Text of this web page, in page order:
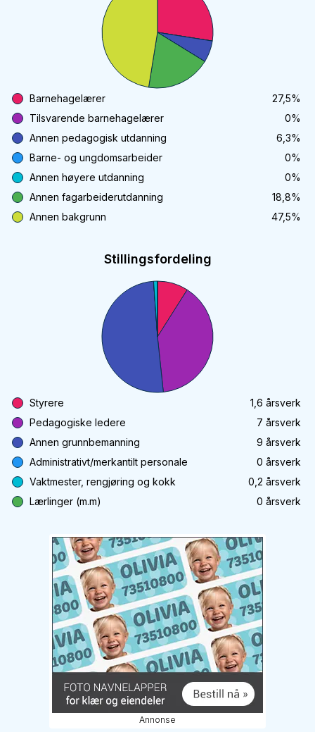
Barnehagelærer 27,5%
Tilsvarende barnehagelærer
0%
Annen pedagogisk utdanning
6,3%
Barne- og ungdomsarbeider
0%
Annen høyere utdanning
0%
Annen fagarbeiderutdanning
18,8%
Annen bakgrunn
47,5%
Stillingsfordeling
Styrere 1,6 årsverk
Pedagogiske ledere
7 årsverk
Annen grunnbemanning
9 årsverk
Administrativt/merkantilt personale
0 årsverk
Vaktmester, rengjøring og kokk
0,2 årsverk
Lærlinger (m.m)
0 årsverk
Annonse